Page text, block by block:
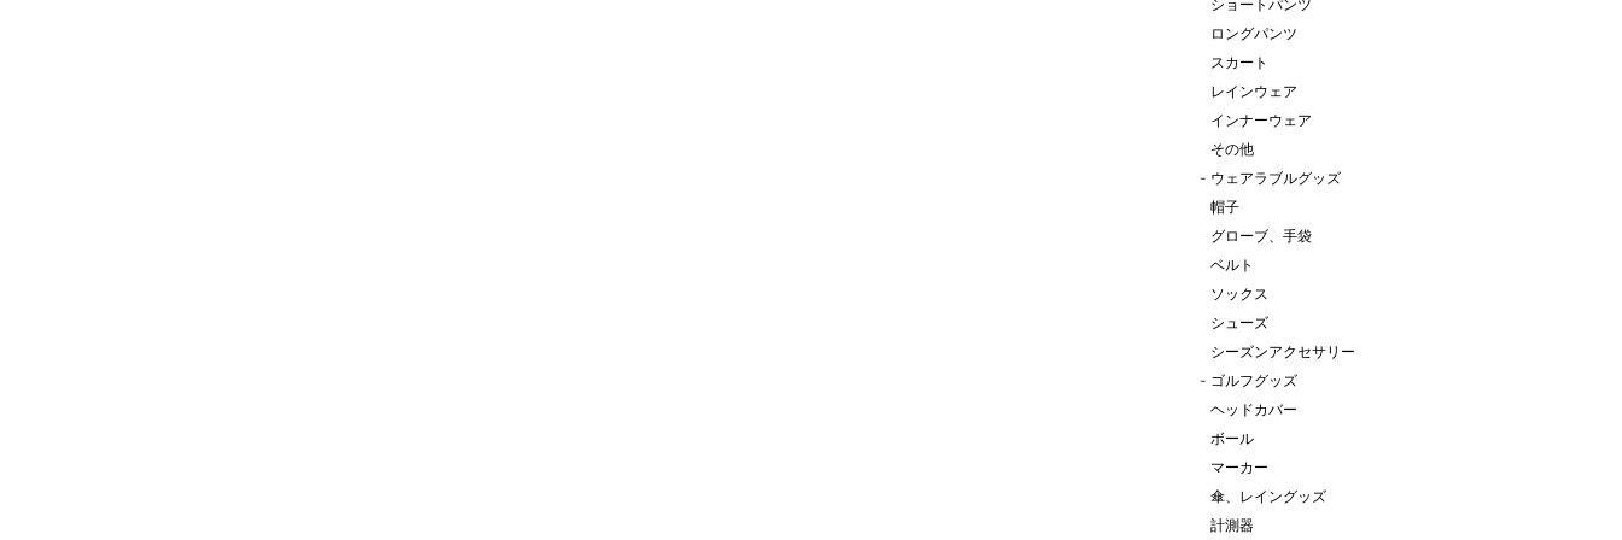
ショートパンツ
ロングパンツ
スカート
レインウェア
インナーウェア
その他
- ウェアラブルグッズ
帽子
グローブ、手袋
ベルト
ソックス
シューズ
シーズンアクセサリー
- ゴルフグッズ
ヘッドカバー
ボール
マーカー
傘、レイングッズ
計測器